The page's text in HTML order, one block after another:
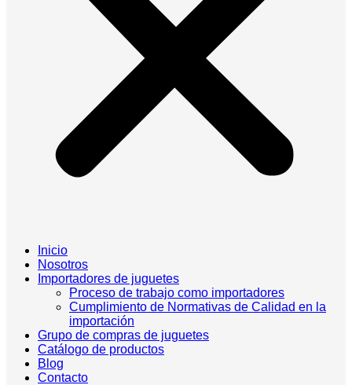
Inicio
Nosotros
Importadores de juguetes
Proceso de trabajo como importadores
Cumplimiento de Normativas de Calidad en la
importación
Grupo de compras de juguetes
Catálogo de productos
Blog
Contacto